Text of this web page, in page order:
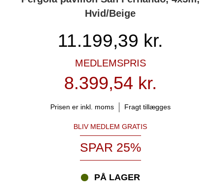
Hvid/Beige
11.199,39 kr.
MEDLEMSPRIS
8.399,54 kr.
Prisen er inkl. moms Fragt tillægges
BLIV MEDLEM GRATIS
SPAR 25%
PÅ LAGER